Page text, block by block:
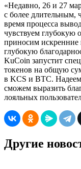
«Недавно, 26 и 27
с более длительным,
время процесса
чувствуем глубокую
приносим
глубокую
KuCoin запустит
токенов на общую
в KCS и BTC.
сможем выразить
лояльных
Другие